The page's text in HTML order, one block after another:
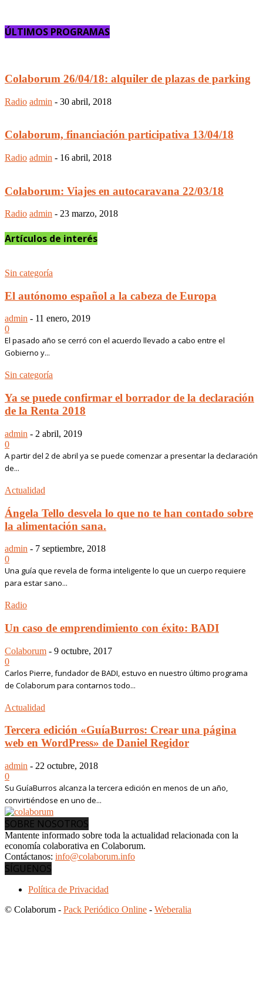
ÚLTIMOS PROGRAMAS
Colaborum 26/04/18: alquiler de plazas de parking
Radio admin - 30 abril, 2018
Colaborum, financiación participativa 13/04/18
Radio admin - 16 abril, 2018
Colaborum: Viajes en autocaravana 22/03/18
Radio admin - 23 marzo, 2018
Artículos de interés
Sin categoría
El autónomo español a la cabeza de Europa
admin - 11 enero, 2019
0
El pasado año se cerró con el acuerdo llevado a cabo entre el
Gobierno y...
Sin categoría
Ya se puede confirmar el borrador de la declaración
de la Renta 2018
admin - 2 abril, 2019
0
A partir del 2 de abril ya se puede comenzar a presentar la declaración
de...
Actualidad
Ángela Tello desvela lo que no te han contado sobre
la alimentación sana.
admin - 7 septiembre, 2018
0
Una guía que revela de forma inteligente lo que un cuerpo requiere
para estar sano...
Radio
Un caso de emprendimiento con éxito: BADI
Colaborum - 9 octubre, 2017
0
Carlos Pierre, fundador de BADI, estuvo en nuestro último programa
de Colaborum para contarnos todo...
Actualidad
Tercera edición «GuíaBurros: Crear una página
web en WordPress» de Daniel Regidor
admin - 22 octubre, 2018
0
Su GuíaBurros alcanza la tercera edición en menos de un año,
convirtiéndose en uno de...
SOBRE NOSOTROS
Mantente informado sobre toda la actualidad relacionada con la
economía colaborativa en Colaborum.
Contáctanos: info@colaborum.info
SÍGUENOS
Política de Privacidad
© Colaborum - Pack Periódico Online - Weberalia